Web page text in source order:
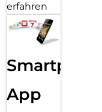
erfahren
Smartphone
App